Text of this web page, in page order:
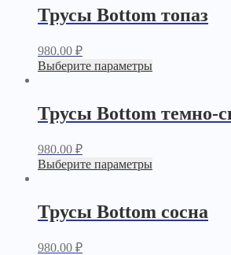
Трусы Bottom топаз
980.00 ₽
Выберите параметры
Трусы Bottom темно-
980.00 ₽
Выберите параметры
Трусы Bottom сосна
980.00 ₽